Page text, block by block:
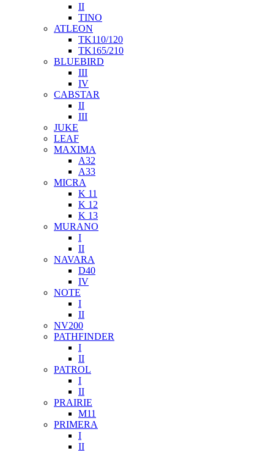
II
TINO
ATLEON
TK110/120
TK165/210
BLUEBIRD
III
IV
CABSTAR
II
III
JUKE
LEAF
MAXIMA
A32
A33
MICRA
K 11
K 12
K 13
MURANO
I
II
NAVARA
D40
IV
NOTE
I
II
NV200
PATHFINDER
I
II
PATROL
I
II
PRAIRIE
M11
PRIMERA
I
II